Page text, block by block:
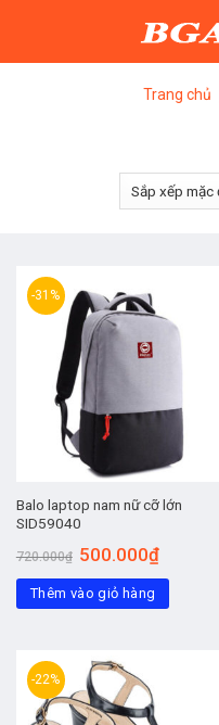
content
Trang chủ
-31%
Balo laptop nam nữ cỡ lớn
SID59040
720.000₫ Giá
gốc
là:
720.000₫.
500.000₫Giá
tại
500.000₫.
Thêm vào giỏ hàng
-22%